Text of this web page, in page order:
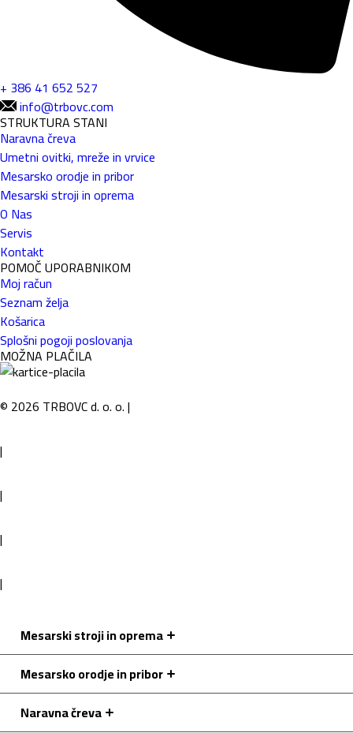
+ 386 41 652 527
info@trbovc.com
STRUKTURA STANI
Naravna čreva
Umetni ovitki, mreže in vrvice
Mesarsko orodje in pribor
Mesarski stroji in oprema
O Nas
Servis
Kontakt
POMOČ UPORABNIKOM
Moj račun
Seznam želja
Košarica
Splošni pogoji poslovanja
MOŽNA PLAČILA
© 2026 TRBOVC d. o. o.|
|
|
|
|
Mesarski stroji in oprema
Mesarsko orodje in pribor
Naravna čreva